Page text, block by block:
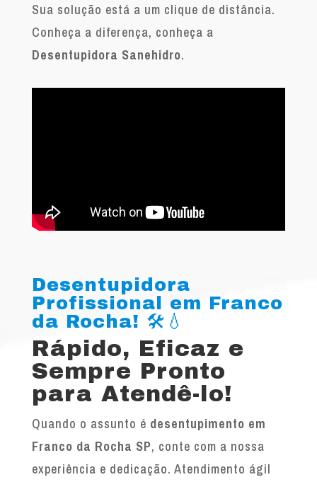
Sua solução está a um clique de distância.
Conheça a diferença, conheça a
Desentupidora Sanehidro.
Desentupidora
Profissional em Franco
da Rocha! 🛠️💧
Rápido, Eficaz e
Sempre Pronto
para Atendê-lo!
Quando o assunto é desentupimento em
Franco da Rocha SP, conte com a nossa
experiência e dedicação. Atendimento ágil